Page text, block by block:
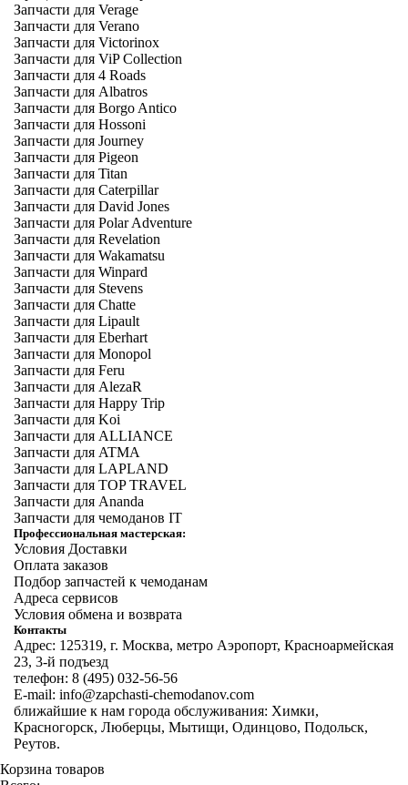
Запчасти для Verage
Запчасти для Verano
Запчасти для Victorinox
Запчасти для ViP Collection
Запчасти для 4 Roads
Запчасти для Albatros
Запчасти для Borgo Antico
Запчасти для Hossoni
Запчасти для Journey
Запчасти для Pigeon
Запчасти для Titan
Запчасти для Caterpillar
Запчасти для David Jones
Запчасти для Polar Adventure
Запчасти для Revelation
Запчасти для Wakamatsu
Запчасти для Winpard
Запчасти для Stevens
Запчасти для Chatte
Запчасти для Lipault
Запчасти для Eberhart
Запчасти для Monopol
Запчасти для Feru
Запчасти для AlezaR
Запчасти для Happy Trip
Запчасти для Koi
Запчасти для ALLIANCE
Запчасти для ATMA
Запчасти для LAPLAND
Запчасти для TOP TRAVEL
Запчасти для Ananda
Запчасти для чемоданов IT
Профессиональная мастерская:
Условия Доставки
Оплата заказов
Подбор запчастей к чемоданам
Адреса сервисов
Условия обмена и возврата
Контакты
Адрес: 125319, г. Москва, метро Аэропорт, Красноармейская
23, 3-й подъезд
телефон: 8 (495) 032-56-56
E-mail: info@zapchasti-chemodanov.com
ближайшие к нам города обслуживания: Химки,
Красногорск, Люберцы, Мытищи, Одинцово, Подольск,
Реутов.
Корзина товаров